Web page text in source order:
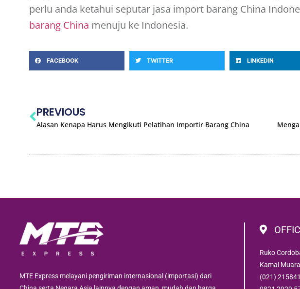
perlu anda ketahui seputar jasa import barang China
barang China menuju ke Indonesia.
FACEBOOK TWITTER LINKEDIN
PREVIOUS
Alasan Kenapa Harus Mengikuti Pelatihan Importir Barang China
MTE Express melayani pengiriman internasional (importasi) dari
Ruko
Kamal
(021)